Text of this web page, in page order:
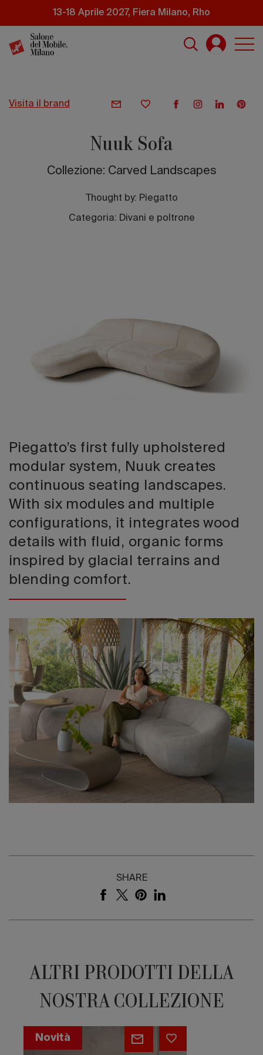
principale
13-18 Aprile 2027, Fiera Milano, Rho
visita il brand
Nuuk Sofa
Collezione: Carved Landscapes
Thought by: Piegatto
Categoria: Divani e poltrone
Piegatto’s first fully upholstered
modular system, Nuuk creates
continuous seating landscapes.
With six modules and multiple
configurations, it integrates wood
details with fluid, organic forms
inspired by glacial terrains and
blending comfort.
SHARE
ALTRI PRODOTTI DELLA
NOSTRA COLLEZIONE
Dunes
Novità